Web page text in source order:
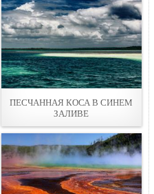
ПЕСЧАННАЯ КОСА В СИНЕМ
ЗАЛИВЕ